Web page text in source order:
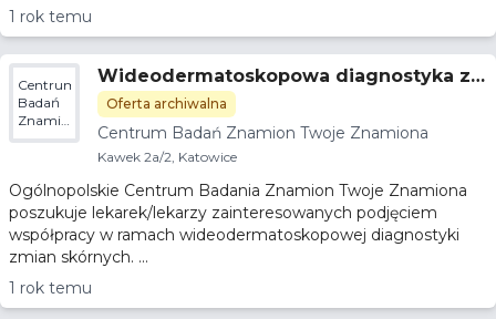
1 rok temu
Centrum
Badań
Znamion
Twoje
Wideodermatoskopowa diagnostyka z
mian skórnych
Oferta archiwalna
Centrum Badań Znamion Twoje Znamiona
Kawek 2a/2, Katowice
Ogólnopolskie Centrum Badania Znamion Twoje Znamiona
poszukuje lekarek/lekarzy zainteresowanych podjęciem
współpracy w ramach wideodermatoskopowej diagnostyki
zmian skórnych. ...
1 rok temu